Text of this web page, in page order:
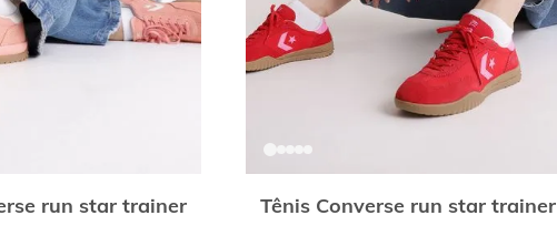
run star trainer Tênis Converse run star trainer